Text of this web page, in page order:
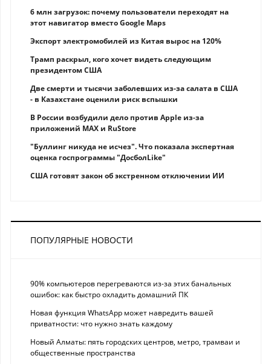
6 млн загрузок: почему пользователи переходят на
этот навигатор вместо Google Maps
Экспорт электромобилей из Китая вырос на 120%
Трамп раскрыл, кого хочет видеть следующим
президентом США
Две смерти и тысячи заболевших из-за салата в США
- в Казахстане оценили риск вспышки
В России возбудили дело против Apple из-за
приложений MAX и RuStore
"Буллинг никуда не исчез". Что показала экспертная
оценка госпрограммы "ДосболLike"
США готовят закон об экстренном отключении ИИ
ПОПУЛЯРНЫЕ НОВОСТИ
90% компьютеров перегреваются из-за этих банальных
ошибок: как быстро охладить домашний ПК
Новая функция WhatsApp может навредить вашей
приватности: что нужно знать каждому
Новый Алматы: пять городских центров, метро, трамваи и
общественные пространства